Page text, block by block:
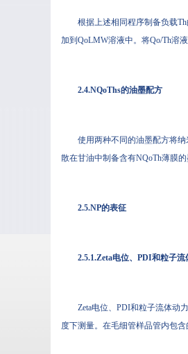
根据上述相同程序制备负载
加到QoLMW溶液中。将Qo/Th溶液
2.4.NQoThs的油墨配方
使用两种不同的油墨配方将纳
散在甘油中制备含有NQoTh薄膜的墨
2.5.NP的表征
2.5.1.Zeta电位、PDI和粒子
Zeta电位、PDI和粒子流体动
度下测量。在毛细管样品管内包